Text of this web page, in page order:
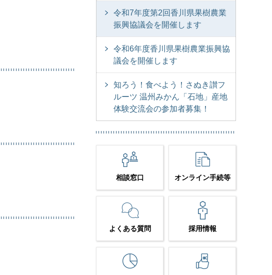
令和7年度第2回香川県果樹農業
振興協議会を開催します
令和6年度香川県果樹農業振興協
議会を開催します
知ろう！食べよう！さぬき讃フ
ルーツ 温州みかん「石地」産地
体験交流会の参加者募集！
相談窓口 オンライン手続等
よくある質問 採用情報